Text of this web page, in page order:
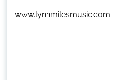
www.lynnmilesmusic.com